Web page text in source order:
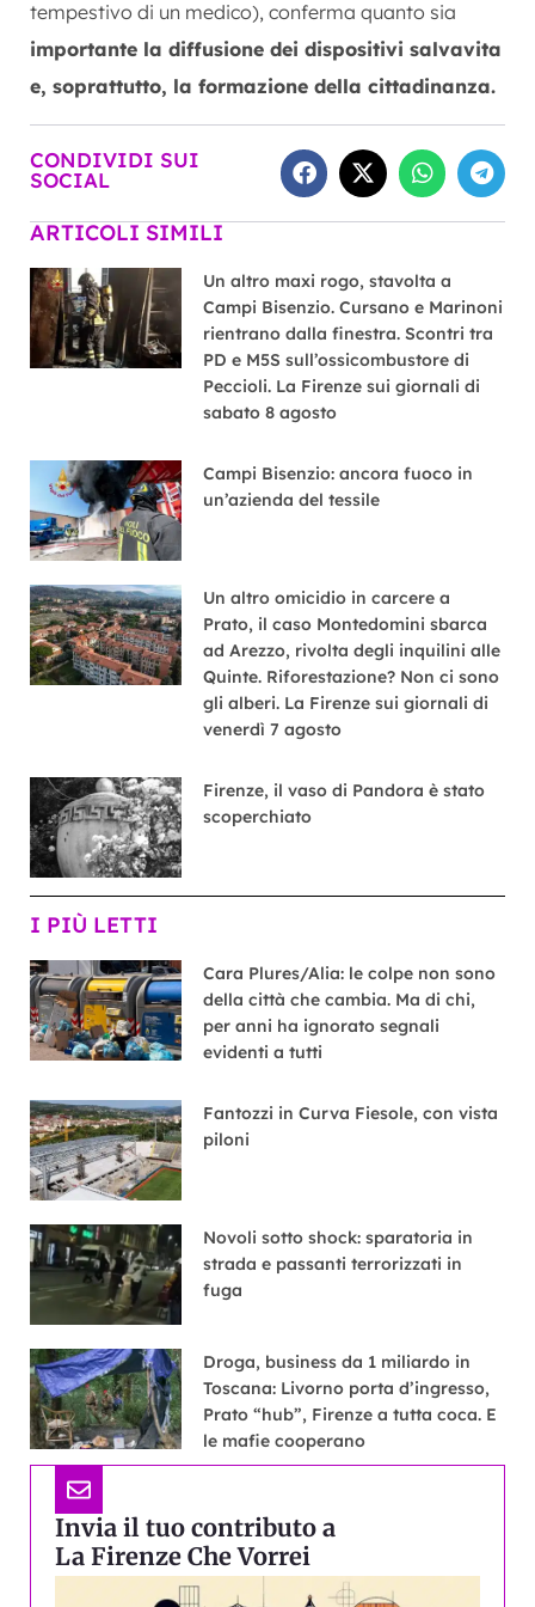
tempestivo di un medico), conferma quanto sia
importante la diffusione dei dispositivi salvavita
e, soprattutto, la formazione della cittadinanza.
CONDIVIDI SUI
SOCIAL
ARTICOLI SIMILI
Un altro maxi rogo, stavolta a
Campi Bisenzio. Cursano e Marinoni
rientrano dalla finestra. Scontri tra
PD e M5S sull’ossicombustore di
Peccioli. La Firenze sui giornali di
sabato 8 agosto
Campi Bisenzio: ancora fuoco in
un’azienda del tessile
Un altro omicidio in carcere a
Prato, il caso Montedomini sbarca
ad Arezzo, rivolta degli inquilini alle
Quinte. Riforestazione? Non ci sono
gli alberi. La Firenze sui giornali di
venerdì 7 agosto
Firenze, il vaso di Pandora è stato
scoperchiato
I PIÙ LETTI
Cara Plures/Alia: le colpe non sono
della città che cambia. Ma di chi,
per anni ha ignorato segnali
evidenti a tutti
Fantozzi in Curva Fiesole, con vista
piloni
Novoli sotto shock: sparatoria in
strada e passanti terrorizzati in
fuga
Droga, business da 1 miliardo in
Toscana: Livorno porta d’ingresso,
Prato “hub”, Firenze a tutta coca. E
le mafie cooperano
Invia il tuo contributo a
La Firenze Che Vorrei